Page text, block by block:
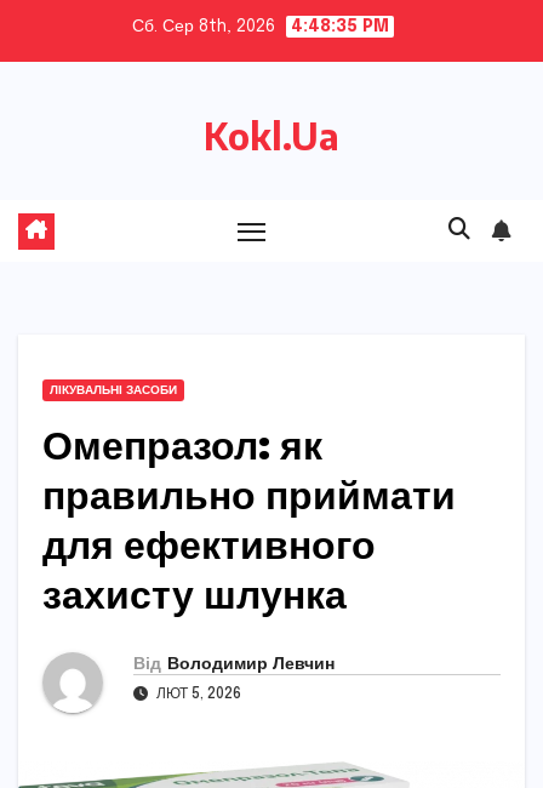
Сб. Сер 8th, 2026 4:48:36 PM
Kokl.Ua
ЛІКУВАЛЬНІ ЗАСОБИ
Омепразол: як
правильно приймати
для ефективного
захисту шлунка
Від Володимир Левчин
ЛЮТ 5, 2026